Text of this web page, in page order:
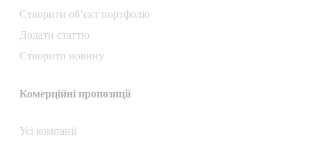
Створити об’єкт портфоліо
Додати статтю
Створити новину
Комерційні пропозиції
Усі компанії